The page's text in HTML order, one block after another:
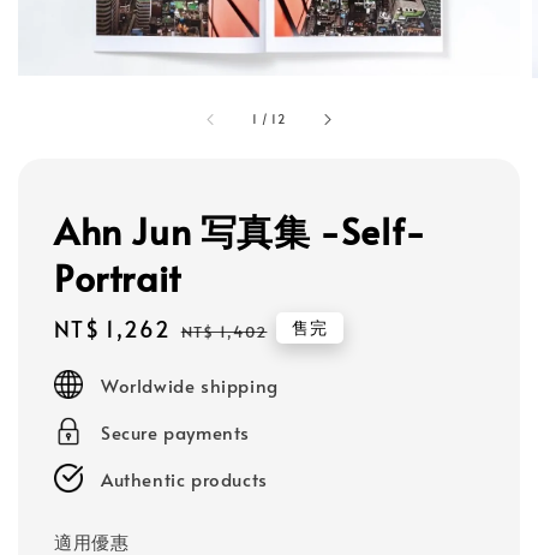
1 / 12
Ahn Jun 写真集 -Self-
Portrait
Sale
NT$ 1,262 Regular
NT$ 1,402 售完
Worldwide shipping
Secure payments
Authentic products
適用優惠